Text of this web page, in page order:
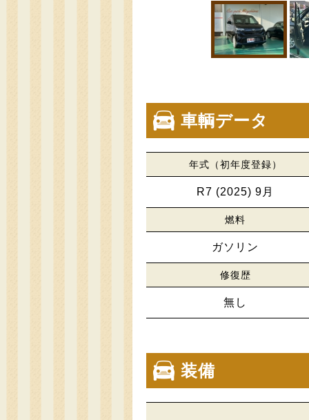
車輌データ
年式（初年度登録）
R7 (2025) 9月
燃料
ガソリン
修復歴
無し
装備